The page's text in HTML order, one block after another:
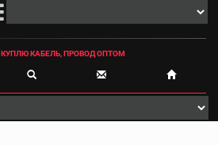
КУПЛЮ КАБЕЛЬ, ПРОВОД ОПТОМ